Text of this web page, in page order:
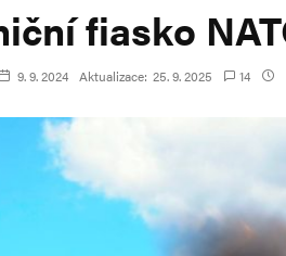
fiasko
9. 9. 2024 Aktualizace: 25. 9. 2025 14